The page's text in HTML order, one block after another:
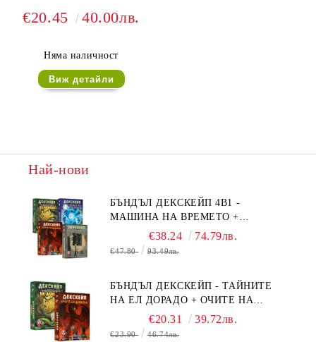
€20.45 40.00лв.
Няма наличност
Виж детайли
Най-нови
БЪНДЪЛ ДЕКСКЕЙП 4В1 -
МАШИНА НА ВРЕМЕТО +
БЯГСТВО ОТ АЛКАТРАЗ +
ТАЙНИТЕ НА ЕЛ ДОРАДО +
€38.24 74.79лв.
€47.80 93.49лв.
БЪНДЪЛ ДЕКСКЕЙП - ТАЙНИТЕ
НА ЕЛ ДОРАДО + ОЧИТЕ НА
ДРАКОНА€20.31 39.72лв.
€23.90 46.74лв.